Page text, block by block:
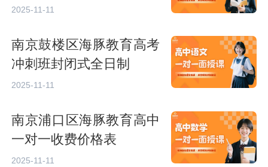
2025-11-11
南京鼓楼区海豚教育高考
冲刺班封闭式全日制
2025-11-11
南京浦口区海豚教育高中
一对一收费价格表
2025-11-11